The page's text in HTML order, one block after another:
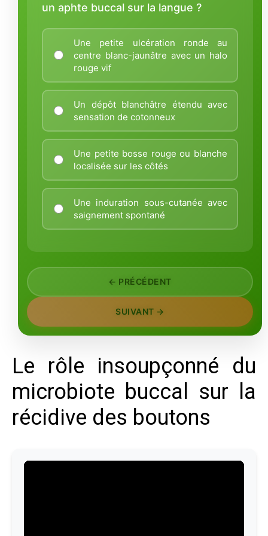
un aphte buccal sur la langue ?
Une petite ulcération ronde au
centre blanc-jaunâtre avec un halo
rouge vif
Un dépôt blanchâtre étendu avec
sensation de cotonneux
Une petite bosse rouge ou blanche
localisée sur les côtés
Une induration sous-cutanée avec
saignement spontané
← PRÉCÉDENT
SUIVANT →
Le rôle insoupçonné du
microbiote buccal sur la
récidive des boutons